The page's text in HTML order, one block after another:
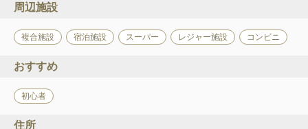
周辺施設
複合施設 宿泊施設 スーパー レジャー施設 コンビニ
おすすめ
初心者
住所